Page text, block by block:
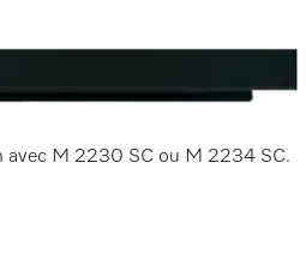
avec M 2230 SC ou M 2234 SC.